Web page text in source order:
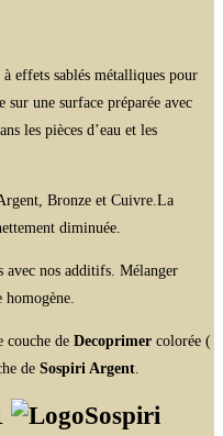
effets sablés métalliques pour
une surface préparée avec
les pièces d’eau et les
Bronze et Cuivre.La
diminuée.
avec nos additifs. Mélanger
couche de Decoprimer colorée (
de Sospiri Argent